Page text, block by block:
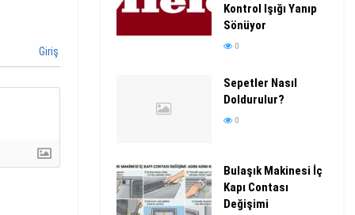
Giriş
Kontrol Işığı Yanıp
Sönüyor
0
Sepetler Nasıl
Doldurulur?
0
Bulaşık Makinesi İç
Kapı Contası
Değişimi